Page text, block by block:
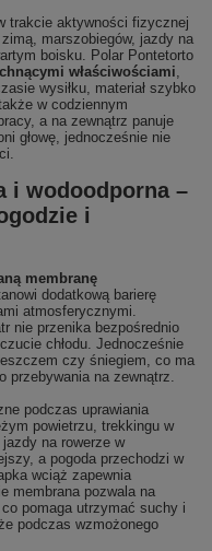
trakcie aktywności fizycznej
marszobiegów, jazdy na
boisku. Polar Pontetorto
właściwościami,
wysiłku, materiał szybko
w codziennym
a na zewnątrz panuje
głowę, jednocześnie nie
i wodoodporna –
i
membranę
dodatkową barierę
atmosferycznymi.
nie przenika bezpośrednio
chłodu. Jednocześnie
czy śniegiem, co ma
przebywania na zewnątrz.
podczas uprawiania
powietrzu, trekkingu w
na rowerze w
a pogoda przechodzi w
wciąż zapewnia
membrana pozwala na
pomaga utrzymać suchy i
podczas wzmożonego